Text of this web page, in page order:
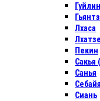
Лхаса
Лхатзе
Пекин
Сакья
Санья
Себайя
Сиань